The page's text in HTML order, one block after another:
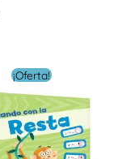
¡Oferta!
El
precio
original
era:
$ 18.00.
es:
$